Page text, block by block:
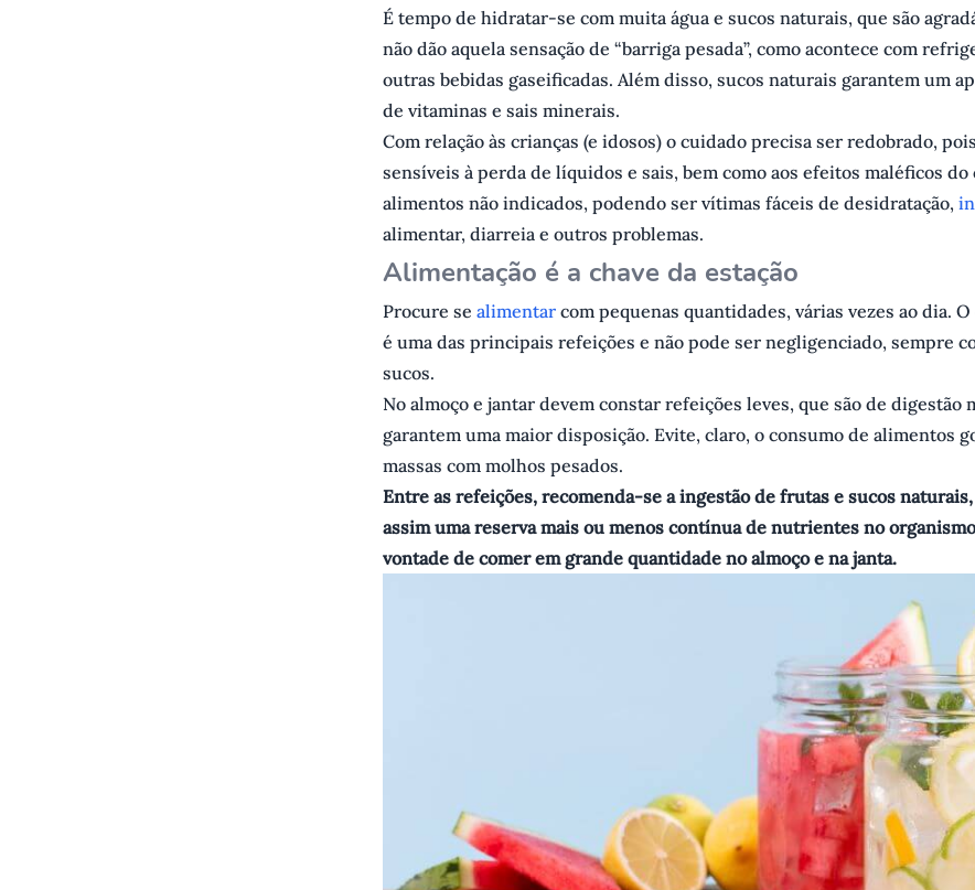
É tempo de hidratar-se com muita água e sucos naturais, que são
não dão aquela sensação de “barriga pesada”, como acontece com
outras bebidas gaseificadas. Além disso, sucos naturais garantem um
de vitaminas e sais minerais.
Com relação às crianças (e idosos) o cuidado precisa ser redobrado,
sensíveis à perda de líquidos e sais, bem como aos efeitos maléficos do
alimentos não indicados, podendo ser vítimas fáceis de desidratação,
alimentar, diarreia e outros problemas.
Alimentação é a chave da estação
Procure se alimentar com pequenas quantidades, várias vezes ao dia.
é uma das principais refeições e não pode ser negligenciado, sempre
sucos.
No almoço e jantar devem constar refeições leves, que são de digestão
garantem uma maior disposição. Evite, claro, o consumo de alimentos
massas com molhos pesados.
Entre as refeições, recomenda-se a ingestão de frutas e sucos
assim uma reserva mais ou menos contínua de nutrientes no
vontade de comer em grande quantidade no almoço e na janta.